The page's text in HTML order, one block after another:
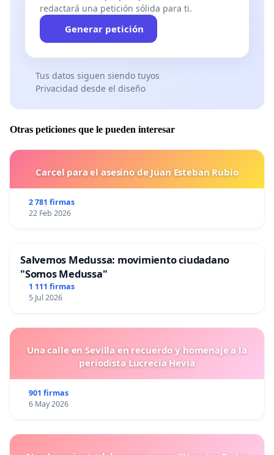
redactará una petición sólida para ti.
Generar petición
Tus datos siguen siendo tuyos
Privacidad desde el diseño
Otras peticiones que le pueden interesar
Carcel para el asesino de Juan Esteban Rubio
2 781 firmas
22 Feb 2026
Salvemos Medussa: movimiento ciudadano
"Somos Medussa"
1 111 firmas
5 Jul 2026
Una calle en Sevilla en recuerdo y homenaje a la
periodista Lucrecia Hevia
901 firmas
6 May 2026